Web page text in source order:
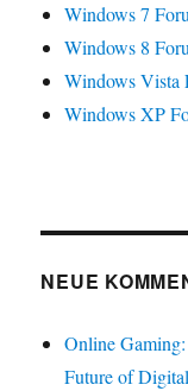
Windows 7
Windows 8
Windows Vista
Windows XP
NEUE
Online
Future of